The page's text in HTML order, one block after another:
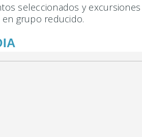
seleccionados y
grupo reducido.